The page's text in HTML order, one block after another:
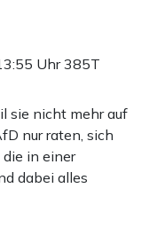
Uhr385T
sie nicht mehr auf
nur raten, sich
in einer
dabei alles